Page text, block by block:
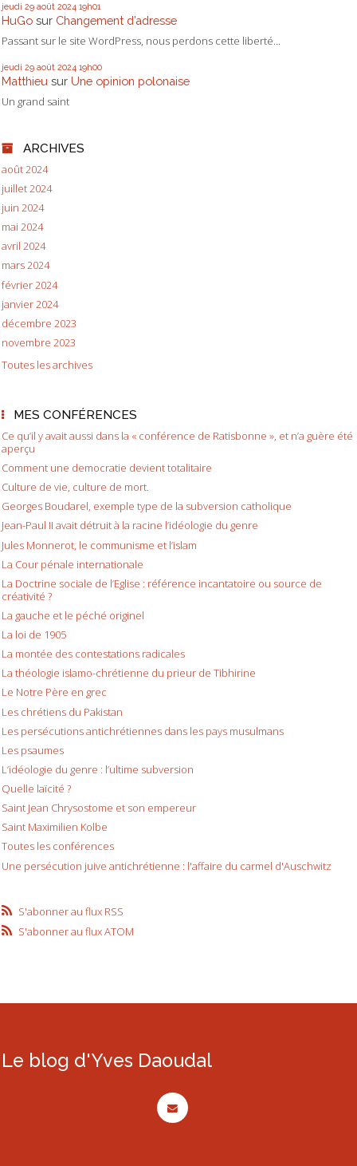
jeudi 29 août 2024 19h01
HuGo sur Changement d’adresse
Passant sur le site WordPress, nous perdons cette liberté...
jeudi 29 août 2024 19h00
Matthieu sur Une opinion polonaise
Un grand saint
ARCHIVES
août 2024
juillet 2024
juin 2024
mai 2024
avril 2024
mars 2024
février 2024
janvier 2024
décembre 2023
novembre 2023
Toutes les archives
MES CONFÉRENCES
Ce qu’il y avait aussi dans la « conférence de Ratisbonne », et n’a guère été
aperçu
Comment une democratie devient totalitaire
Culture de vie, culture de mort.
Georges Boudarel, exemple type de la subversion catholique
Jean-Paul II avait détruit à la racine l’idéologie du genre
Jules Monnerot, le communisme et l’islam
La Cour pénale internationale
La Doctrine sociale de l’Eglise : référence incantatoire ou source de
créativité ?
La gauche et le péché originel
La loi de 1905
La montée des contestations radicales
La théologie islamo-chrétienne du prieur de Tibhirine
Le Notre Père en grec
Les chrétiens du Pakistan
Les persécutions antichrétiennes dans les pays musulmans
Les psaumes
L’idéologie du genre : l’ultime subversion
Quelle laïcité ?
Saint Jean Chrysostome et son empereur
Saint Maximilien Kolbe
Toutes les conférences
Une persécution juive antichrétienne : l'affaire du carmel d'Auschwitz
S'abonner au flux RSS
S'abonner au flux ATOM
Le blog d'Yves Daoudal